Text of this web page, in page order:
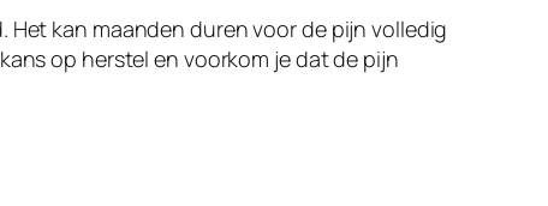
kan maanden duren voor de pijn volledig
op herstel en voorkom je dat de pijn